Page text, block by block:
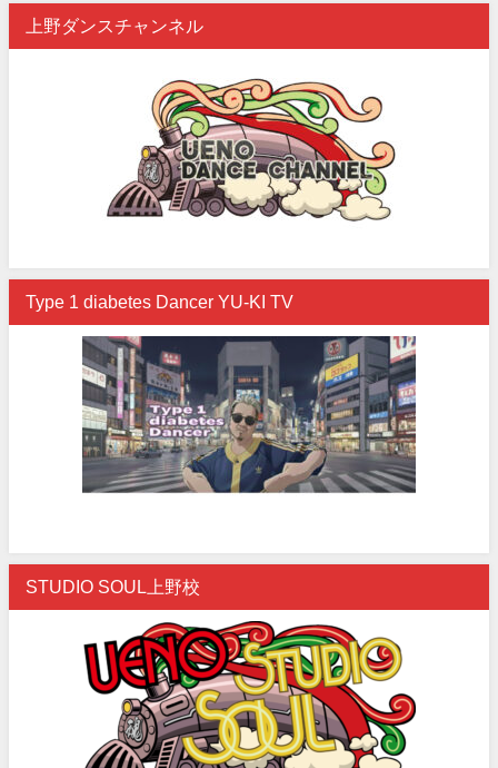
上野ダンスチャンネル
Type 1 diabetes Dancer YU-KI TV
STUDIO SOUL上野校